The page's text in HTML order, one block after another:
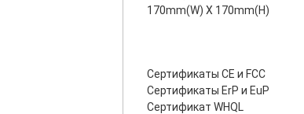
170mm(W) X 170mm(H)
Сертификаты CE и FCC
Сертификаты ErP и EuP
Сертификат WHQL